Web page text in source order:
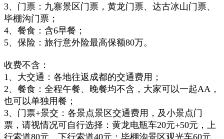
3、门票：九寨景区门票，黄龙门票、达古冰山门票、
毕棚沟门票；
4、餐食：含6早餐；
5、保险：旅行意外险最高保额80万。
收费不含：
1、大交通：各地往返成都的交通费用；
2、餐食： 全程午餐、晚餐均不含，大家可以一起AA，
也可以单独用餐；
3、门票+景交：各景点景区交通费用，及小景点门
票，请视情况可自行选择：黄龙电瓶车20元+50元，上
行索道80元，下行索道40元；毕棚沟景区观光车60元，